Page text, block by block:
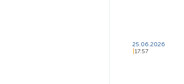
25.06.2026
17:57